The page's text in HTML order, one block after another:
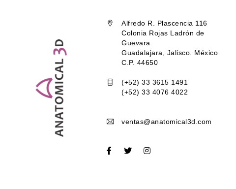
Alfredo R. Plascencia 116
Colonia Rojas Ladrón de
Guevara
Guadalajara, Jalisco. México
C.P. 44650
(+52) 33 3615 1491
(+52) 33 4076 4022
ventas@anatomical3d.com